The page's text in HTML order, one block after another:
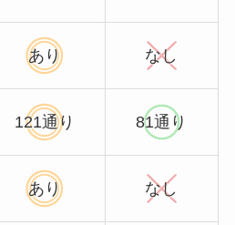
あり なし
121通り 81通り
あり なし